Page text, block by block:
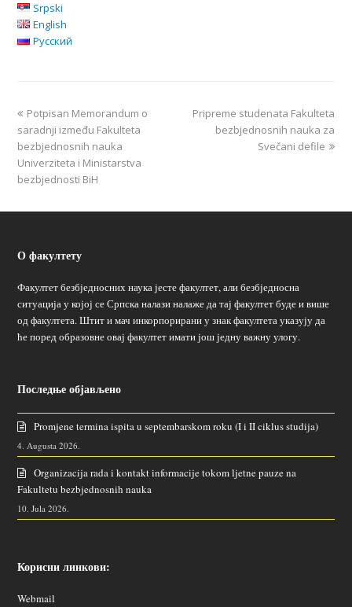
Srpski
English
Русский
Potpisan Memorandum o
saradnji između Fakulteta
bezbjednosnih nauka
Univerziteta i Ministarstva
bezbjednosti BiH
Pripreme studenata Fakulteta
bezbjednosnih nauka za
Svečani defile
О факултету
Факултет безбједносних наука јесте факултет, али безбједносна
ситуација у којој се Српска налази налаже да тај факултет буде и више
од факултета. Штит и мач инкорпорирани у знак факултета указују да
ће поред образовне овај факултет имати још једну важну улогу.
Последње објављено
Promjene termina ispita u septembarskom roku (I i II ciklus studija)
4. Augusta 2026.
Organizacija rada i kontakt informacije tokom ljetne pauze na
Fakultetu bezbjednosnih nauka
10. Jula 2026.
Корисни линкови:
Webmail